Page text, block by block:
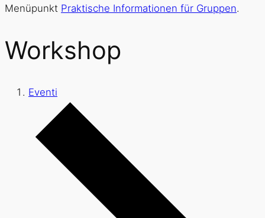
Menüpunkt Praktische Informationen für Gruppen.
Workshop
Eventi